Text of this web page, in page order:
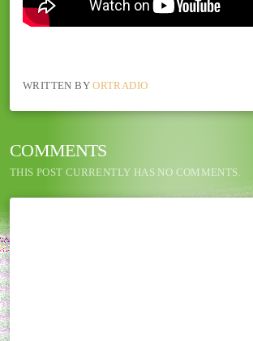
WRITTEN BYORTRADIO
COMMENTS
THIS POST CURRENTLY HAS NO COMMENTS.